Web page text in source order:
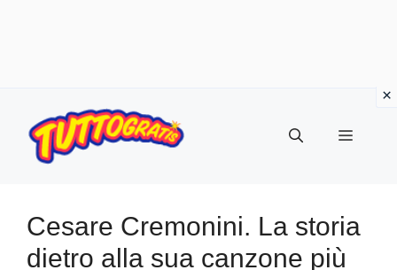
contenuto
Menu
Cesare Cremonini. La storia
dietro alla sua canzone più